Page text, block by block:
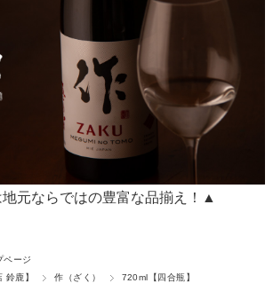
元ならではの豊富な品揃え！▲
ページ
鹿】
作（ざく） 720ml【四合瓶】